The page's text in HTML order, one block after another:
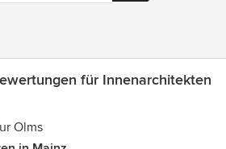
für Innenarchitekten
Olms